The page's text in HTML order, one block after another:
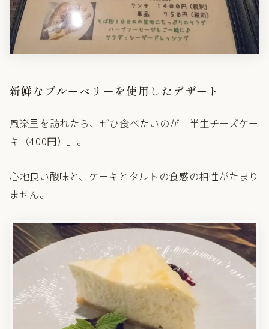
新鮮なブルーベリーを使用したデザート
風楽里を訪れたら、ぜひ食べたいのが「半生チーズケー
キ（400円）」。
心地良い酸味と、ケーキとタルトの食感の相性がたまり
ません。